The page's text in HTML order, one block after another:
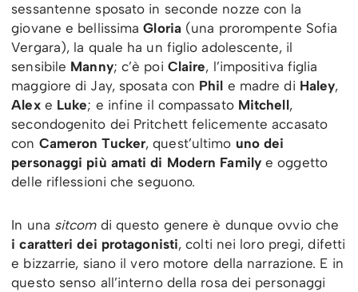
sessantenne sposato in seconde nozze con la
giovane e bellissimaGloria (una prorompente Sofia
Vergara), la quale ha un figlio adolescente, il
sensibile Manny; c’è poi Claire, l’impositiva figlia
maggiore di Jay, sposata con Phil e madre di Haley,
Alex e Luke; e infine il compassato Mitchell,
secondogenito dei Pritchett felicemente accasato
con Cameron Tucker, quest’ultimo uno dei
personaggi più amati di Modern Family e oggetto
delle riflessioni che seguono.
In una sitcom di questo genere è dunque ovvio che
i caratteri dei protagonisti, colti nei loro pregi, difetti
e bizzarrie, siano il vero motore della narrazione. E in
questo senso all’interno della rosa dei personaggi